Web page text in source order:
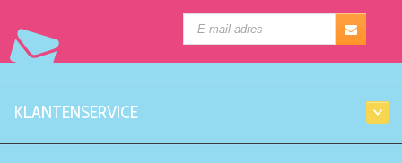
KLANTENSERVICE